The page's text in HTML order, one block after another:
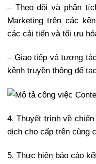
– Theo dõi và phân
Marketing trên các
các cải tiến và tối ưu
– Giao tiếp và tương
kênh truyền thông để
4. Thuyết trình về
dịch cho cấp trên cùng
5. Thực hiện báo cáo